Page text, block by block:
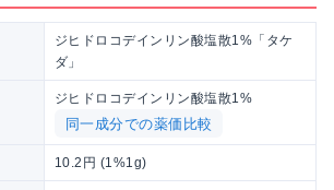
ジヒドロコデインリン酸塩散1%「タケ
ダ」
ジヒドロコデインリン酸塩散1%
同一成分での薬価比較
10.2円 (1%1g)